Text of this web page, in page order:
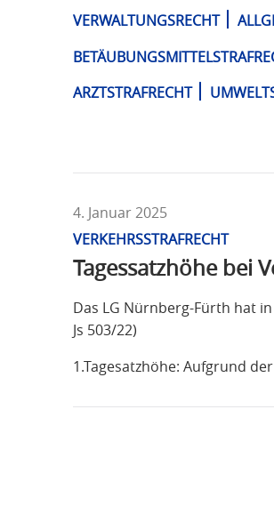
VERWALTUNGSRECHT
ARZTSTRAFRECHT
4. Januar 2025
VERKEHRSSTRAFRECHT
Tagessatzhöhe bei
Das LG Nürnberg-Fürth hat
Js 503/22)
1.Tagesatzhöhe: Aufgrund